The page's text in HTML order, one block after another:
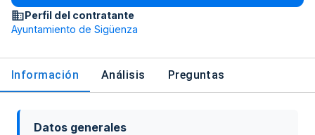
Perfil del contratante
Ayuntamiento de Sigüenza
Información Análisis Preguntas
Datos generales